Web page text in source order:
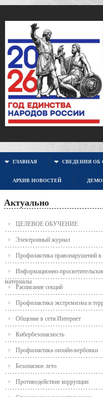
ГЛАВНАЯ СВЕДЕНИЯ ОБ
АРХИВ НОВОСТЕЙ
Актуально
ЦЕЛЕВОЕ ОБУЧЕНИЕ
Электронный журнал
Профилактика правонарушений
Информационно-
материалы
Расписание секций
Профилактика экстремизма и
Общение в сети Интернет
Кибербезопасность
Профилактика онлайн-вербовки
Безопасное лето
Противодействие коррупции